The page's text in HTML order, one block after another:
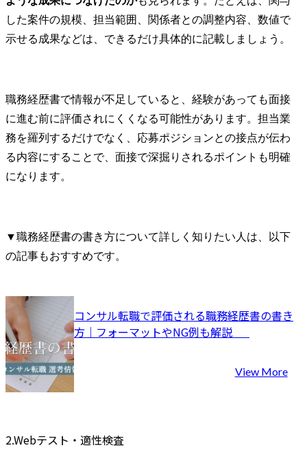
した案件の規模、担当範囲、関係者との調整内容、数値で
示せる成果などは、できるだけ具体的に記載しましょう。
職務経歴書で情報が不足していると、経験があっても面接
に進む前に評価されにくくなる可能性があります。担当業
務を羅列するだけでなく、応募ポジションとの接点が伝わ
る内容にすることで、面接で深掘りされるポイントも明確
になります。
▼職務経歴書の書き方について詳しく知りたい人は、以下
の記事もおすすめです。
コンサル転職で評価される職務経歴書の書き
View More
2.Webテスト・適性検査